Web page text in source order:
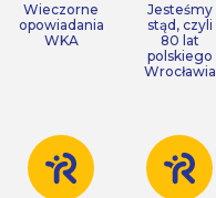
Wieczorne
opowiadania
WKA
Jesteśmy
stąd, czyli
80 lat
polskiego
Wrocławia